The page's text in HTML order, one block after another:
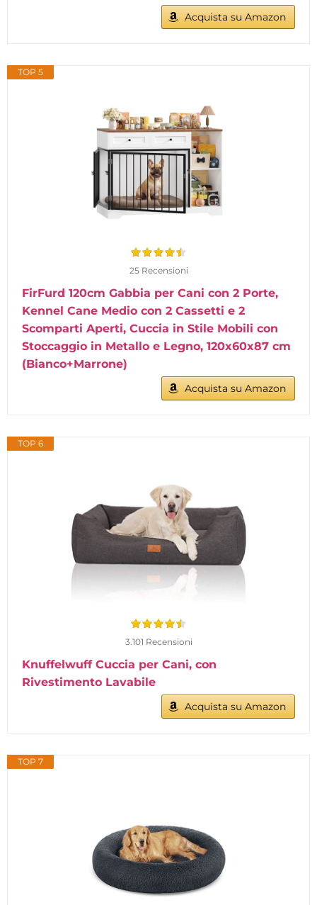
Acquista su Amazon
TOP 5
25 Recensioni
FirFurd 120cm Gabbia per Cani con 2 Porte,
Kennel Cane Medio con 2 Cassetti e 2
Scomparti Aperti, Cuccia in Stile Mobili con
Stoccaggio in Metallo e Legno, 120x60x87 cm
(Bianco+Marrone)
Acquista su Amazon
TOP 6
3.101 Recensioni
Knuffelwuff Cuccia per Cani, con
Rivestimento Lavabile
Acquista su Amazon
TOP 7